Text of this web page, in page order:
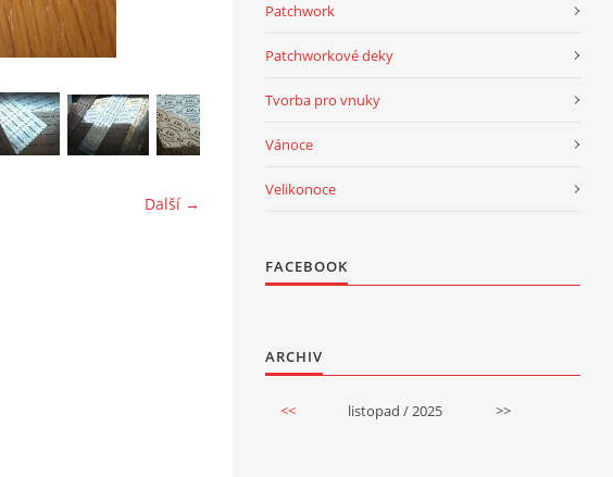
Další →
Patchwork
Patchworkové deky
Tvorba pro vnuky
Vánoce
Velikonoce
FACEBOOK
ARCHIV
<< listopad / 2025 >>